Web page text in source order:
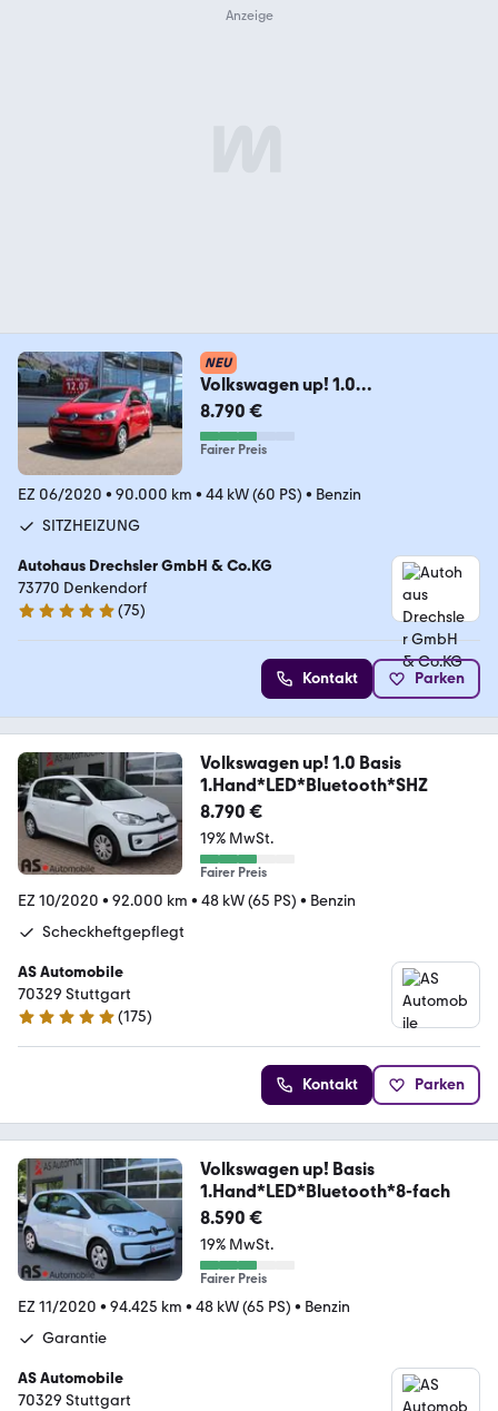
NEU
Volkswagen up! 1.0
+SITZHEIZUNG+BLUETOOTH
8.790 €
Fairer Preis
EZ 06/2020 • 90.000 km • 44 kW (60 PS) • Benzin
SITZHEIZUNG
Autohaus Drechsler GmbH & Co.KG
73770 Denkendorf
4.9 Sterne
(75)
Kontakt Parken
Volkswagen up! 1.0 Basis
1.Hand*LED*Bluetooth*SHZ
8.790 €
19% MwSt.
Fairer Preis
EZ 10/2020 • 92.000 km • 48 kW (65 PS) • Benzin
Scheckheftgepflegt
AS Automobile
70329 Stuttgart
4.8 Sterne
(175)
Kontakt Parken
Volkswagen up! Basis
1.Hand*LED*Bluetooth*8-fach
8.590 €
19% MwSt.
Fairer Preis
EZ 11/2020 • 94.425 km • 48 kW (65 PS) • Benzin
Garantie
AS Automobile
70329 Stuttgart